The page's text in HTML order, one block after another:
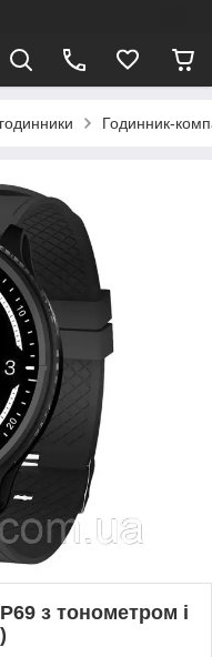
Годинник-
з тонометром і